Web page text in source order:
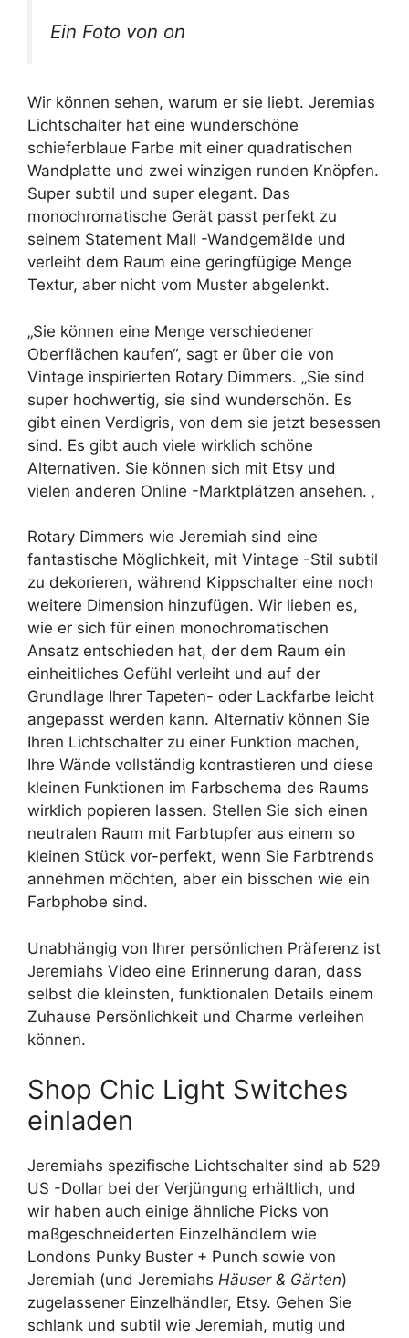
Ein Foto von on
Wir können sehen, warum er sie liebt. Jeremias
Lichtschalter hat eine wunderschöne
schieferblaue Farbe mit einer quadratischen
Wandplatte und zwei winzigen runden Knöpfen.
Super subtil und super elegant. Das
monochromatische Gerät passt perfekt zu
seinem Statement Mall -Wandgemälde und
verleiht dem Raum eine geringfügige Menge
Textur, aber nicht vom Muster abgelenkt.
„Sie können eine Menge verschiedener
Oberflächen kaufen“, sagt er über die von
Vintage inspirierten Rotary Dimmers. „Sie sind
super hochwertig, sie sind wunderschön. Es
gibt einen Verdigris, von dem sie jetzt besessen
sind. Es gibt auch viele wirklich schöne
Alternativen. Sie können sich mit Etsy und
vielen anderen Online -Marktplätzen ansehen. ‚
Rotary Dimmers wie Jeremiah sind eine
fantastische Möglichkeit, mit Vintage -Stil subtil
zu dekorieren, während Kippschalter eine noch
weitere Dimension hinzufügen. Wir lieben es,
wie er sich für einen monochromatischen
Ansatz entschieden hat, der dem Raum ein
einheitliches Gefühl verleiht und auf der
Grundlage Ihrer Tapeten- oder Lackfarbe leicht
angepasst werden kann. Alternativ können Sie
Ihren Lichtschalter zu einer Funktion machen,
Ihre Wände vollständig kontrastieren und diese
kleinen Funktionen im Farbschema des Raums
wirklich popieren lassen. Stellen Sie sich einen
neutralen Raum mit Farbtupfer aus einem so
kleinen Stück vor-perfekt, wenn Sie Farbtrends
annehmen möchten, aber ein bisschen wie ein
Farbphobe sind.
Unabhängig von Ihrer persönlichen Präferenz ist
Jeremiahs Video eine Erinnerung daran, dass
selbst die kleinsten, funktionalen Details einem
Zuhause Persönlichkeit und Charme verleihen
können.
Shop Chic Light Switches
einladen
Jeremiahs spezifische Lichtschalter sind ab 529
US -Dollar bei der Verjüngung erhältlich, und
wir haben auch einige ähnliche Picks von
maßgeschneiderten Einzelhändlern wie
Londons Punky Buster + Punch sowie von
Jeremiah (und Jeremiahs Häuser & Gärten)
zugelassener Einzelhändler, Etsy. Gehen Sie
schlank und subtil wie Jeremiah, mutig und